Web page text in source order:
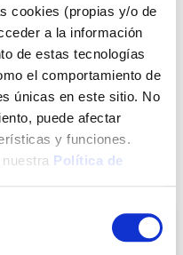
cookies (propias y/o de
a la información
de estas tecnologías
el comportamiento de
únicas en este sitio. No
puede afectar
y funciones.
Política de
si el artículo vuelve a
Avisarme